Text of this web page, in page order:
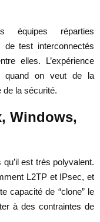
réparties
de test interconnectés
elles. L’expérience
quand on veut de la
la sécurité.
Windows,
est très polyvalent.
L2TP et IPsec, et
capacité de “clone” le
à des contraintes de